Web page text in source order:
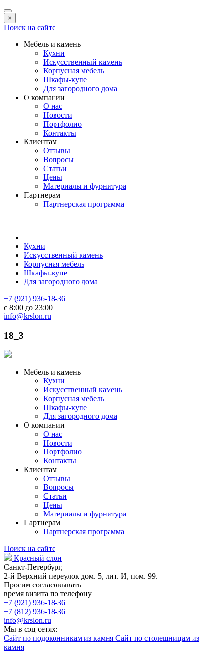
×
Поиск на сайте
Мебель и камень
Кухни
Искусственный камень
Корпусная мебель
Шкафы-купе
Для загородного дома
О компании
О нас
Новости
Портфолио
Контакты
Клиентам
Отзывы
Вопросы
Статьи
Цены
Материалы и фурнитура
Партнерам
Партнерская программа
Кухни
Искусственный камень
Корпусная мебель
Шкафы-купе
Для загородного дома
+7 (921) 936-18-36
с 8:00 до 23:00
info@krslon.ru
18_3
Мебель и камень
Кухни
Искусственный камень
Корпусная мебель
Шкафы-купе
Для загородного дома
О компании
О нас
Новости
Портфолио
Контакты
Клиентам
Отзывы
Вопросы
Статьи
Цены
Материалы и фурнитура
Партнерам
Партнерская программа
Поиск на сайте
Красный слон
Санкт-Петербург,
2-й Верхний переулок дом. 5, лит. И, пом. 99.
Просим согласовывать
время визита по телефону
+7 (921) 936-18-36
+7 (812) 936-18-36
info@krslon.ru
Мы в соц сетях:
Сайт по подоконникам из камня Сайт по столешницам из
камня